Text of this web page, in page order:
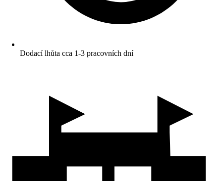
Dodací lhůta cca 1-3 pracovních dní